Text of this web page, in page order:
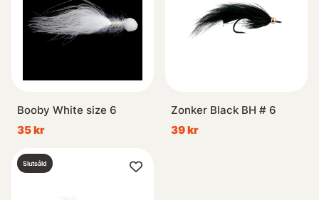
Booby White size 6
35 kr
Zonker Black BH # 6
39 kr
Slutsåld